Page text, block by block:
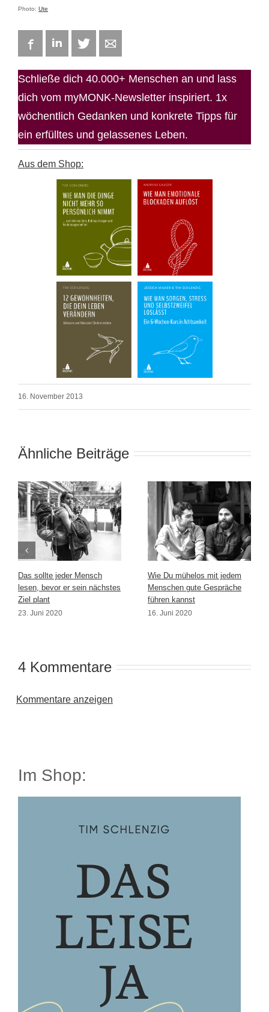
Photo: Ute
FacebookLinkedIn Twitter
Schließe dich 40.000+ Menschen an und lass
dich vom myMONK-Newsletter inspiriert. 1x
wöchentlich Gedanken und konkrete Tipps für
ein erfülltes und gelassenes Leben.
Aus dem Shop:
16. November 2013
Ähnliche Beiträge
Das sollte jeder Mensch
lesen, bevor er sein nächstes
Ziel plant
23. Juni 2020
Wie Du mühelos mit jedem
Menschen gute Gespräche
führen kannst
16. Juni 2020
4 Kommentare
Kommentare anzeigen
Im Shop: